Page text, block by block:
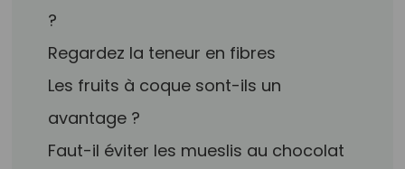
?
Regardez la teneur en fibres
Les fruits à coque sont-ils un
avantage ?
Faut-il éviter les mueslis au chocolat